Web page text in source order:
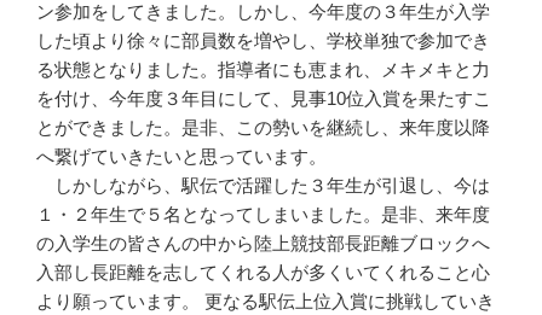
ン参加をしてきました。しかし、今年度の３年生が入学
した頃より徐々に部員数を増やし、学校単独で参加でき
る状態となりました。指導者にも恵まれ、メキメキと力
を付け、今年度３年目にして、見事10位入賞を果たすこ
とができました。是非、この勢いを継続し、来年度以降
へ繋げていきたいと思っています。
しかしながら、駅伝で活躍した３年生が引退し、今は
１・２年生で５名となってしまいました。是非、来年度
の入学生の皆さんの中から陸上競技部長距離ブロックへ
入部し長距離を志してくれる人が多くいてくれること心
より願っています。 更なる駅伝上位入賞に挑戦していき